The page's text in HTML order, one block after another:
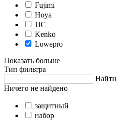
Fujimi
Hoya
JJC
Kenko
Lowepro
Показать больше
Тип фильтра
Найти
Ничего не найдено
защитный
набор